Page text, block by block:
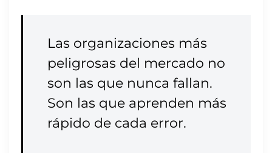
Las organizaciones más
peligrosas del mercado no
son las que nunca fallan.
Son las que aprenden más
rápido de cada error.